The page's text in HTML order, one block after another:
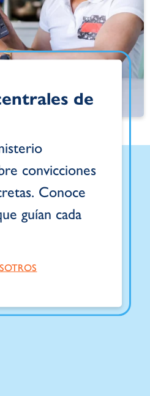
de
convicciones
Conoce
guían cada